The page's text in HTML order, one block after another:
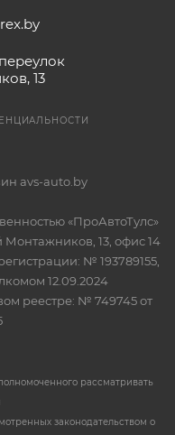
13
avs-auto.by
«ПроАвтоТулс»
Монтажников, 13, офис 14
№ 193789155,
12.09.2024
реестре: № 749745 от
рассматривать
законодательством о